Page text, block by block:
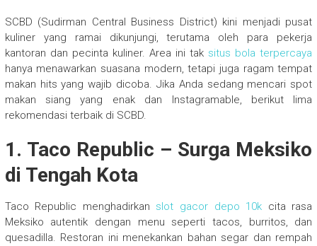
SCBD (Sudirman Central Business District) kini menjadi pusat
kuliner yang ramai dikunjungi, terutama oleh para pekerja
kantoran dan pecinta kuliner. Area ini tak situs bola terpercaya
hanya menawarkan suasana modern, tetapi juga ragam tempat
makan hits yang wajib dicoba. Jika Anda sedang mencari spot
makan siang yang enak dan Instagramable, berikut lima
rekomendasi terbaik di SCBD.
1. Taco Republic – Surga Meksiko
di Tengah Kota
Taco Republic menghadirkan slot gacor depo 10k cita rasa
Meksiko autentik dengan menu seperti tacos, burritos, dan
quesadilla. Restoran ini menekankan bahan segar dan rempah